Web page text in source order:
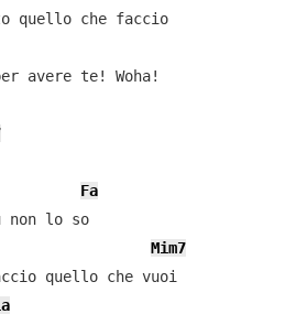
Io so solo che tutto quello che faccio
avere te! Woha!
Fa
non lo so
Mim7
quello che vuoi